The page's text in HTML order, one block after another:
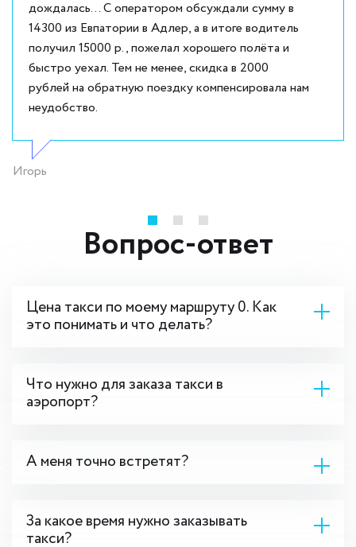
дождалась... С оператором обсуждали сумму в
14300 из Евпатории в Адлер, а в итоге водитель
получил 15000 р., пожелал хорошего полёта и
быстро уехал. Тем не менее, скидка в 2000
рублей на обратную поездку компенсировала нам
неудобство.
Игорь
Вопрос-ответ
Цена такси по моему маршруту 0. Как
это понимать и что делать?
Что нужно для заказа такси в
аэропорт?
А меня точно встретят?
За какое время нужно заказывать
такси?